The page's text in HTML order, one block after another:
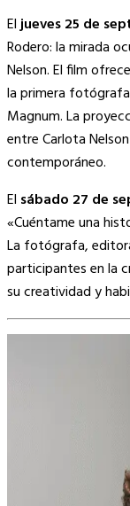
Eljueves 25 de
Rodero: la mirada
Nelson. El film
la primera fotógrafa
Magnum. La
entre Carlota
contemporáneo.
El sábado 27 de
«Cuéntame una
La fotógrafa,
participantes en la
su creatividad y